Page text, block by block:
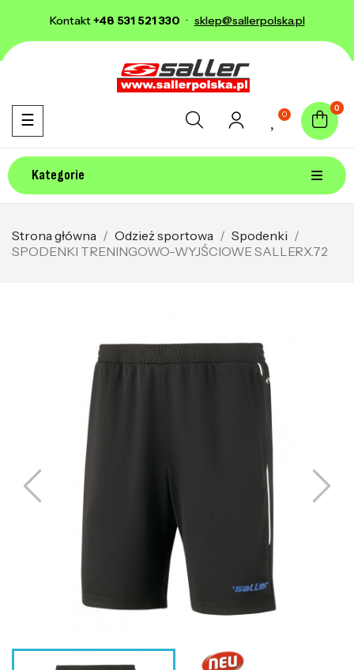
Kontakt+48 531 521 330 · sklep@sallerpolska.pl
0
0
Kategorie
Toggle navigation
☰
Strona główna Odzież sportowa
Spodenki
SPODENKI TRENINGOWO-WYJŚCIOWE SALLERX.72